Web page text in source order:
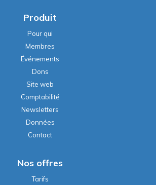
Produit
Pour qui
Membres
Événements
Dons
Site web
Comptabilité
Newsletters
Données
Contact
Nos offres
Tarifs